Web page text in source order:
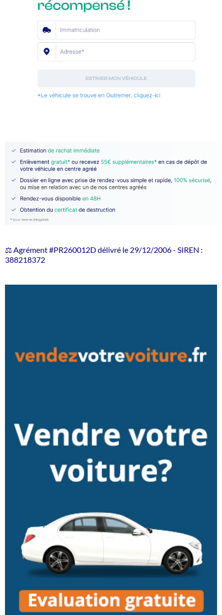
⚖️ Agrément #PR260012D délivré le 29/12/2006 - SIREN :
388218372